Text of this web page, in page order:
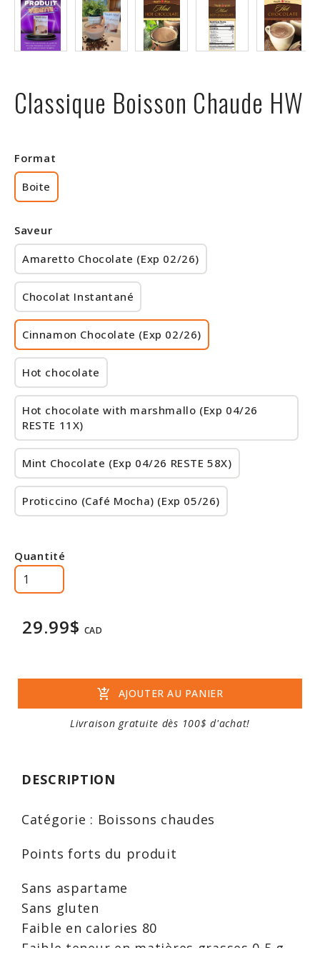
Classique Boisson Chaude HW
Format
Boite
Saveur
Amaretto Chocolate (Exp 02/26)
Chocolat Instantané
Cinnamon Chocolate (Exp 02/26)
Hot chocolate
Hot chocolate with marshmallo (Exp 04/26
RESTE 11X)
Mint Chocolate (Exp 04/26 RESTE 58X)
Proticcino (Café Mocha) (Exp 05/26)
Quantité
29.99$ CAD
add_shopping_cart AJOUTER AU PANIER
Livraison gratuite dès 100$ d'achat!
DESCRIPTION
Catégorie : Boissons chaudes
Points forts du produit
Sans aspartame
Sans gluten
Faible en calories 80
Faible teneur en matières grasses 0,5 g
Rabais